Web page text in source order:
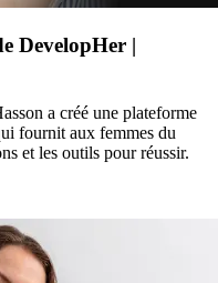
DevelopHer |
a créé une plateforme
fournit aux femmes du
et les outils pour réussir.